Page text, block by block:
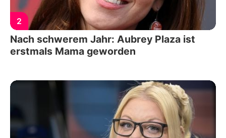
2
Nach schwerem Jahr: Aubrey Plaza ist
erstmals Mama geworden